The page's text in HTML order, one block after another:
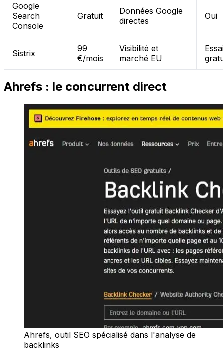
Google
Search
Console
Gratuit
Données Google
directes
Oui
Sistrix
99
€/mois
Visibilité et
marché EU
Essai
Ahrefs : le concurrent direct
Ahrefs, outil SEO spécialisé dans l'analyse de
backlinks